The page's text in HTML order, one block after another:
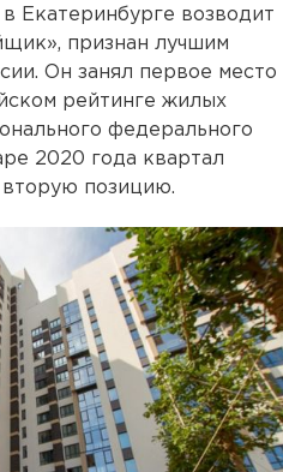
Екатеринбурге возводит
признан лучшим
Он занял первое место
рейтинге жилых
федерального
2020 года квартал
вторую позицию.